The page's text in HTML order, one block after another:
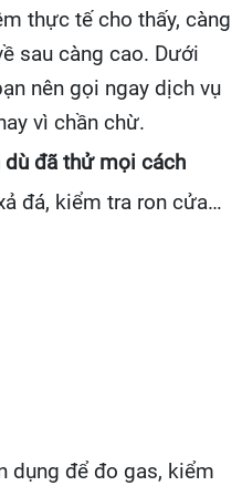
thực tế cho thấy, càng
sau càng cao. Dưới
nên gọi ngay dịch vụ
vì chần chừ.
dù đã thử mọi cách
đá, kiểm tra ron cửa…
dụng để đo gas, kiểm